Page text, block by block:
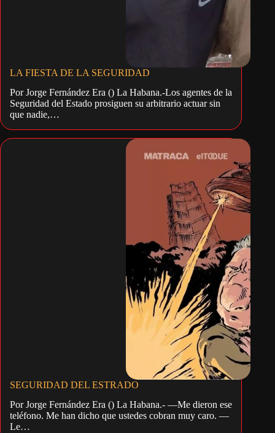
LA FIESTA DE LA SEGURIDAD
Por Jorge Fernández Era () La Habana.-Los agentes de la
Seguridad del Estado prosiguen su arbitrario actuar sin
que nadie,…
SEGURIDAD DEL ESTRADO
Por Jorge Fernández Era () La Habana.- —Me dieron ese
teléfono. Me han dicho que ustedes cobran muy caro. —
Le…